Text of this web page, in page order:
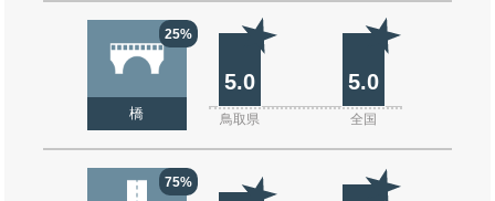
25%
橋
5.0 5.0
鳥取県 全国
75%